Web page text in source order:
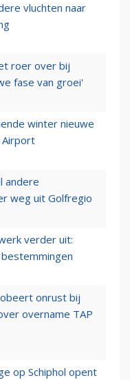
vluchten naar
roer over bij
fase van groei'
winter nieuwe
Airport
andere
weg uit Golfregio
verder uit:
onrust bij
overname TAP
op Schiphol opent